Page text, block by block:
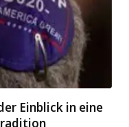
Einblick in eine